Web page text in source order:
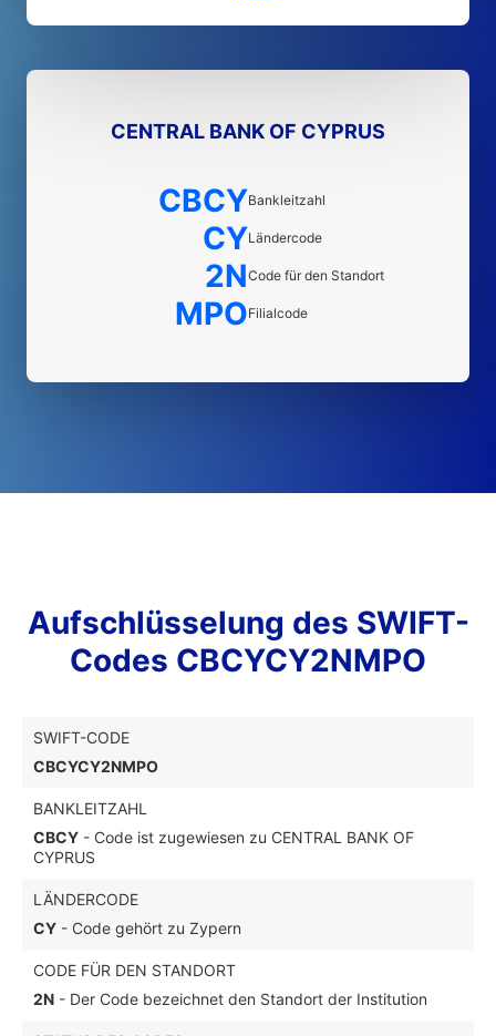
CENTRAL BANK OF CYPRUS
CBCYBankleitzahl
CYLändercode
2NCode für den Standort
MPOFilialcode
Aufschlüsselung des SWIFT-
Codes CBCYCY2NMPO
SWIFT-CODE
CBCYCY2NMPO
BANKLEITZAHL
CBCY - Code ist zugewiesen zu CENTRAL BANK OF
CYPRUS
LÄNDERCODE
CY - Code gehört zu Zypern
CODE FÜR DEN STANDORT
2N - Der Code bezeichnet den Standort der Institution